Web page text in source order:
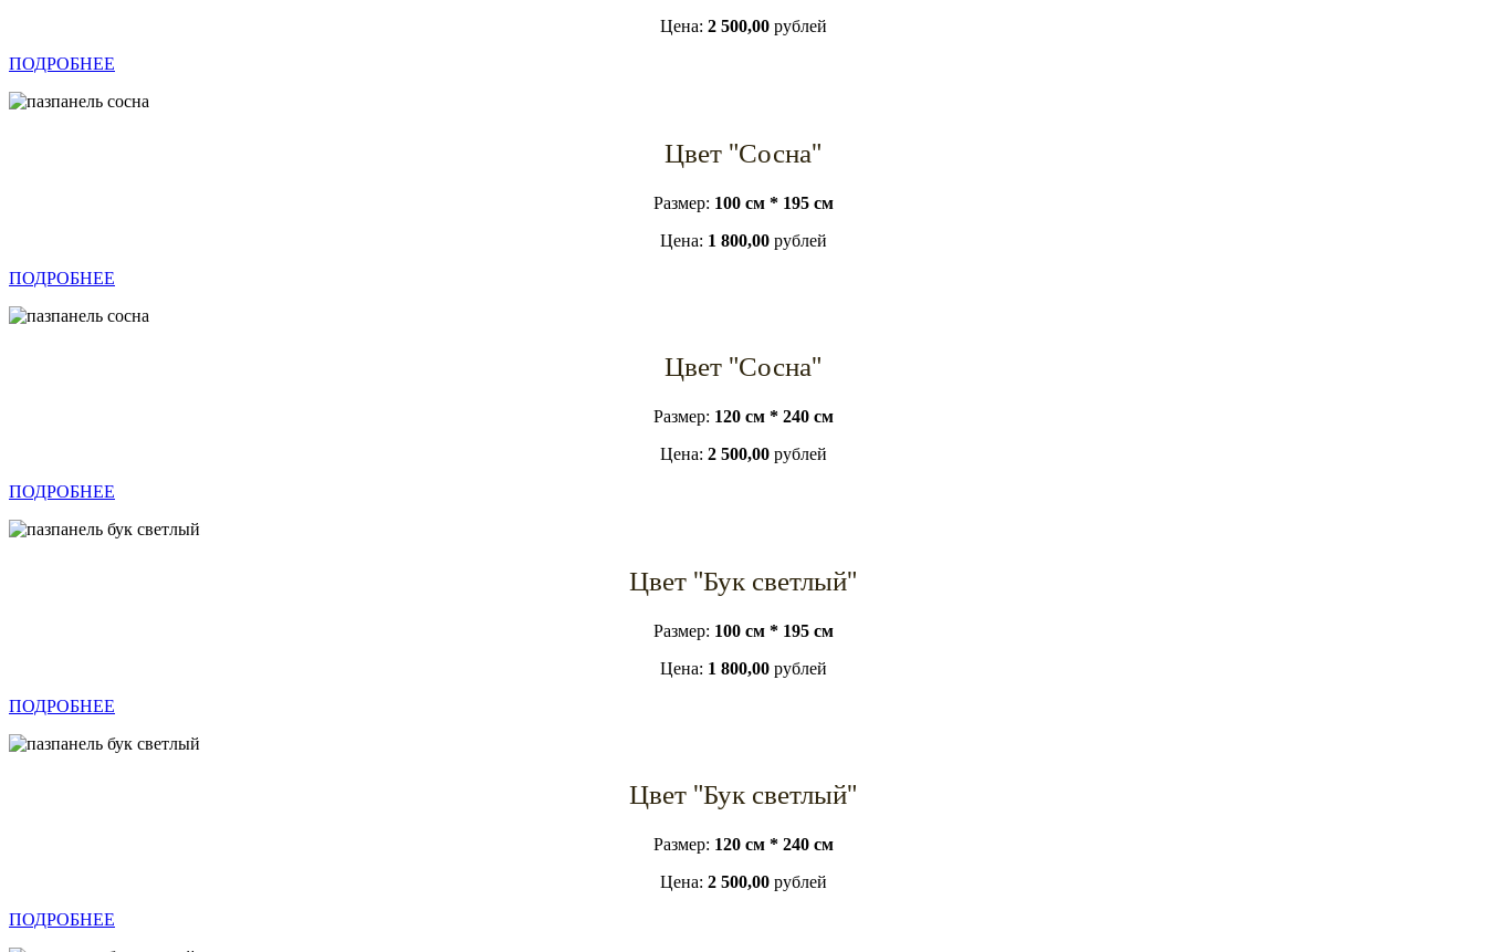
Цена: 2 500,00рублей
ПОДРОБНЕЕ
Цвет "Сосна"
Размер: 100 см * 195 см
Цена: 1 800,00рублей
ПОДРОБНЕЕ
Цвет "Сосна"
Размер: 120 см * 240 см
Цена: 2 500,00рублей
ПОДРОБНЕЕ
Цвет "Бук светлый"
Размер: 100 см * 195 см
Цена: 1 800,00рублей
ПОДРОБНЕЕ
Цвет "Бук светлый"
Размер: 120 см * 240 см
Цена: 2 500,00рублей
ПОДРОБНЕЕ